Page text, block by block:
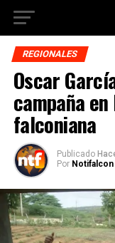
REGIONALES
Oscar
campaña
falconiana
Publicado
Por Notifalcon